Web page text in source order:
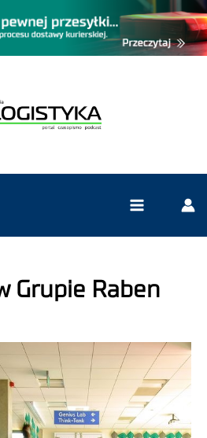
Grupie Raben